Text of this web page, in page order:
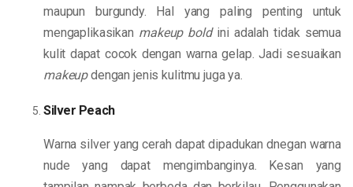
maupun burgundy. Hal yang paling penting untuk
mengaplikasikan makeup boldini adalah tidak semua
kulit dapat cocok dengan warna gelap. Jadi sesuaikan
makeupdengan jenis kulitmu juga ya.
Silver Peach
Warna silver yang cerah dapat dipadukan dnegan warna
nude yang dapat mengimbanginya. Kesan yang